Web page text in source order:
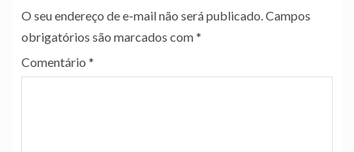
O seu endereço de e-mail não será publicado.Campos
obrigatórios são marcados com*
Comentário *